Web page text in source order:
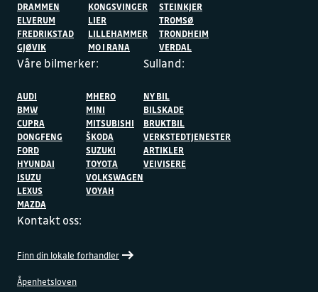
DRAMMEN
ELVERUM
FREDRIKSTAD
GJØVIK
KONGSVINGER
LIER
LILLEHAMMER
MO I RANA
STEINKJER
TROMSØ
TRONDHEIM
VERDAL
Våre bilmerker:
AUDI
BMW
CUPRA
DONGFENG
FORD
HYUNDAI
ISUZU
LEXUS
MAZDA
MHERO
MINI
MITSUBISHI
ŠKODA
SUZUKI
TOYOTA
VOLKSWAGEN
VOYAH
Sulland:
NY BIL
BILSKADE
BRUKTBIL
VERKSTEDTJENESTER
ARTIKLER
VEIVISERE
Kontakt oss:
Finn din lokale forhandler
Åpenhetsloven